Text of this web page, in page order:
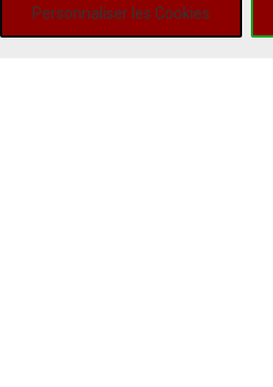
Personnaliser les Cookies